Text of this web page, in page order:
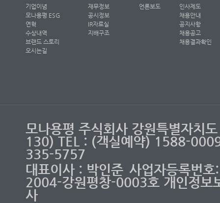
기업이념
모나용평 ESG
연혁
수상내역
브랜드 스토리
오시는길
재무정보
공시정보
IR자료실
지배구조
언론보도
인사제도
채용안내
공지사항
채용공고
채용결과확인
모나용평 주식회사 강원특별자치
130) TEL : (객실예약) 1588-
335-5757
대표이사 : 박인준 사업자등록번
2004-강원평창-0003호 개인정보
사